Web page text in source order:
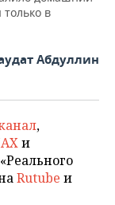
в
Абдуллин
,
и
«Реального
Rutube и